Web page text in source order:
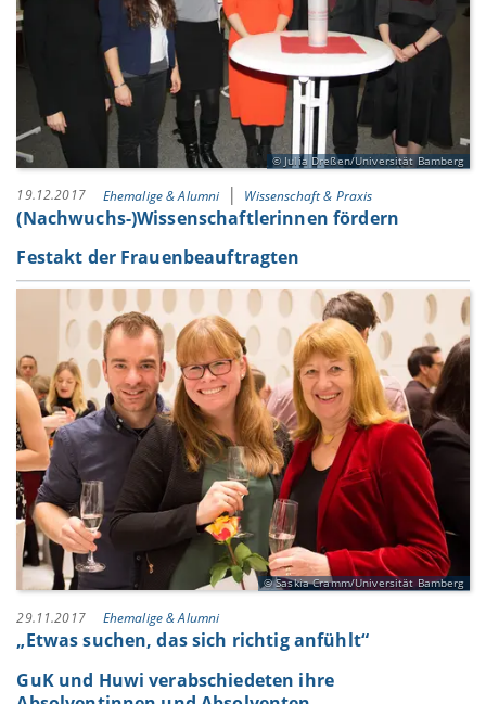
Julia Dreßen/Universität Bamberg
19.12.2017 Ehemalige & Alumni Wissenschaft & Praxis
(Nachwuchs-)Wissenschaftlerinnen fördern
Festakt der Frauenbeauftragten
Saskia Cramm/Universität Bamberg
29.11.2017 Ehemalige & Alumni
„Etwas suchen, das sich richtig anfühlt“
GuK und Huwi verabschiedeten ihre